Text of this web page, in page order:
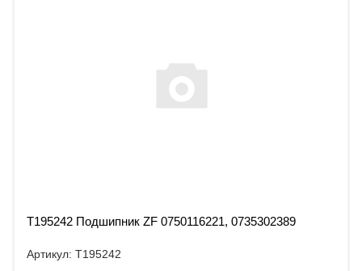
T195242 Подшипник ZF 0750116221, 0735302389
Артикул: T195242